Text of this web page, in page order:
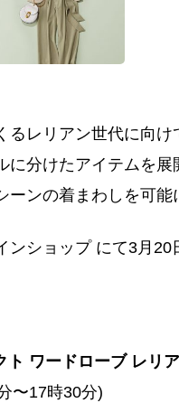
レリアン世代に向け
分けたアイテムを展
ンの着まわしを可能
ショップ にて3月20
ワードローブ レリ
〜17時30分)